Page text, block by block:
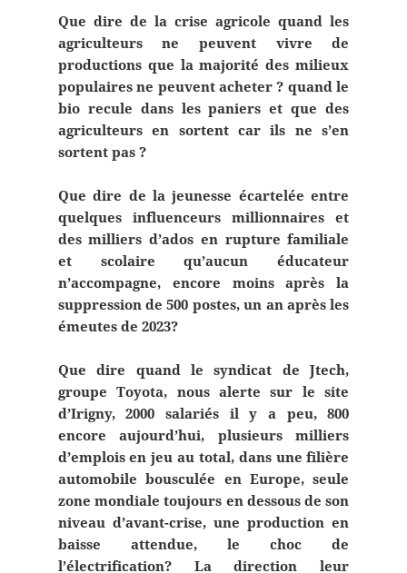
Que dire de la crise agricole quand les
agriculteurs ne peuvent vivre de
productions que la majorité des milieux
populaires ne peuvent acheter ? quand le
bio recule dans les paniers et que des
agriculteurs en sortent car ils ne s’en
sortent pas ?
Que dire de la jeunesse écartelée entre
quelques influenceurs millionnaires et
des milliers d’ados en rupture familiale
et scolaire qu’aucun éducateur
n’accompagne, encore moins après la
suppression de 500 postes, un an après les
émeutes de 2023?
Que dire quand le syndicat de Jtech,
groupe Toyota, nous alerte sur le site
d’Irigny, 2000 salariés il y a peu, 800
encore aujourd’hui, plusieurs milliers
d’emplois en jeu au total, dans une filière
automobile bousculée en Europe, seule
zone mondiale toujours en dessous de son
niveau d’avant-crise, une production en
baisse attendue, le choc de
l’électrification? La direction leur